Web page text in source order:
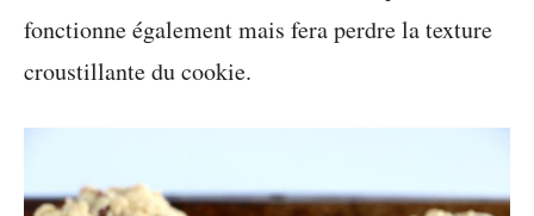
fonctionne également mais fera perdre la texture
croustillante du cookie.